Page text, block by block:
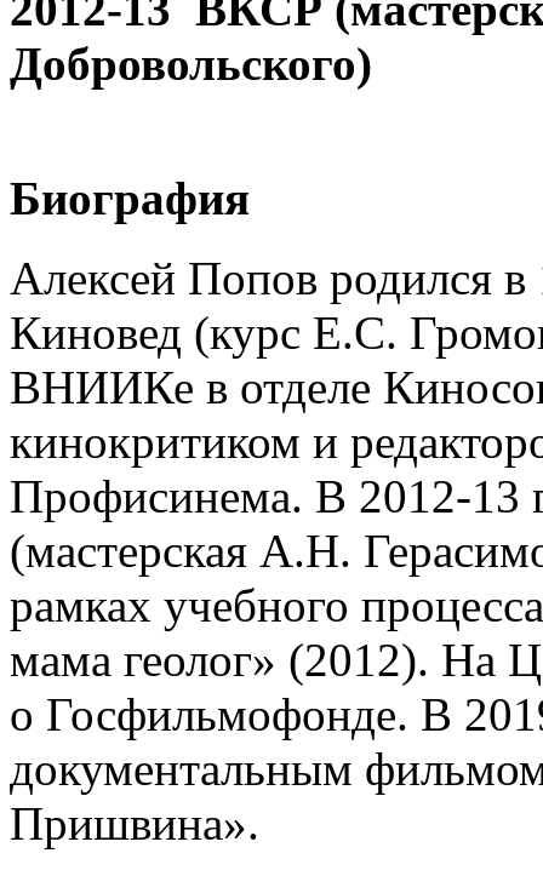
Добровольского)
Биография
Алексей Попов родился
Киновед (курс Е.С.
ВНИИКе в отделе
кинокритиком и
Профисинема. В 2012-13
(мастерская А.Н.
рамках учебного
мама геолог» (2012). На
о Госфильмофонде. В
документальным
Пришвина».